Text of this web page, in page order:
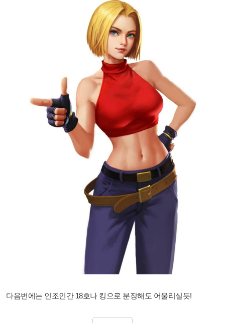
다음번에는 인조인간 18호나 킹으로 분장해도 어울리실듯!